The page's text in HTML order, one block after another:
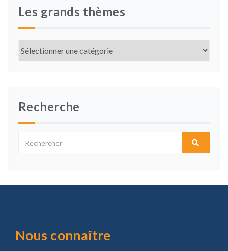
Les grands thèmes
Les
grands
Recherche
Nous connaître